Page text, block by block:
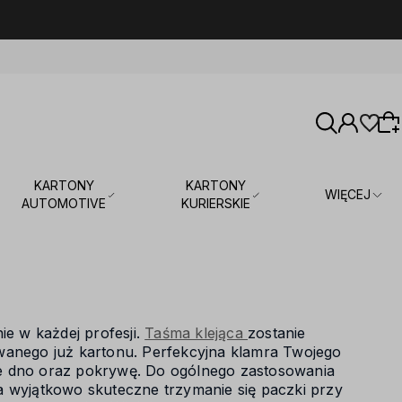
KARTONY
AUTOMOTIVE
KARTONY
KURIERSKIE
WIĘCEJ
w każdej profesji. Taśma klejąca zostanie
już kartonu. Perfekcyjna klamra Twojego
dno oraz pokrywę. Do ogólnego zastosowania
skuteczne trzymanie się paczki przy